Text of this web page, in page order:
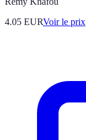
4.05 EURVoir le prix